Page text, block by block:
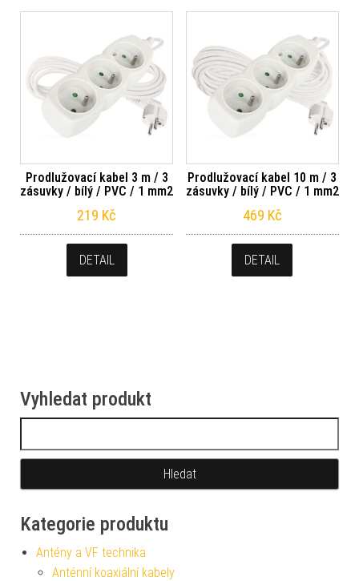
Prodlužovací kabel 3 m / 3
zásuvky / bílý / PVC / 1 mm2
219 Kč
DETAIL
Prodlužovací kabel 10 m / 3
zásuvky / bílý / PVC / 1 mm2
469 Kč
DETAIL
Vyhledat produkt
Kategorie produktu
Antény a VF technika
Anténní koaxiální kabely